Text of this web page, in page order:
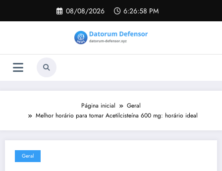
o
08/08/2026 6:26:59 PM
Página inicial
Geral
Melhor horário para tomar Acetilcisteína 600 mg: horário ideal
Geral